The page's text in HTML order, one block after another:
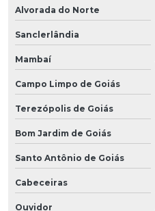
Alvorada do Norte
Sanclerlândia
Mambaí
Campo Limpo de Goiás
Terezópolis de Goiás
Bom Jardim de Goiás
Santo Antônio de Goiás
Cabeceiras
Ouvidor